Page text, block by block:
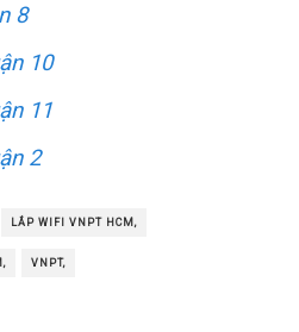
8
10
11
2
LẮP WIFI VNPT HCM,
VNPT,